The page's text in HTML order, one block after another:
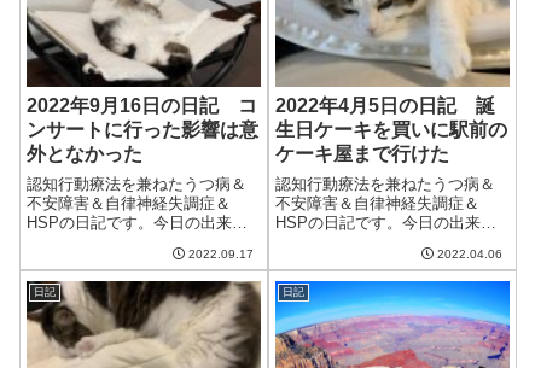
安定さが落ち着く...
2022年9月16日の日記 コ
ンサートに行った影響は意
外となかった
認知行動療法を兼ねたうつ病＆
不安障害＆自律神経失調症＆
HSPの日記です。今日の出来事
せいで秋花粉が飛んでいるの
か、相変わらず鼻の調子が悪
い。アレルギー鼻炎薬を飲んで
なんとかしているけど、早く過
ぎ去ってほしいものだ...
2022.09.17
2022年4月5日の日記 誕
生日ケーキを買いに駅前の
ケーキ屋まで行けた
認知行動療法を兼ねたうつ病＆
不安障害＆自律神経失調症＆
HSPの日記です。今日の出来事
すっきりしない天気だった。
時々雨もぱらつく。気温も思っ
たほど上がらなかったし、明日
からに期待かな。今日は妻がレ
ンジで休みというこ...
2022.04.06
日記 日記